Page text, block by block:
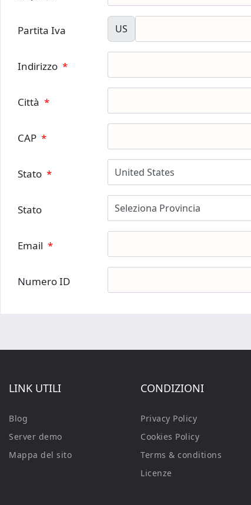
Partita Iva US
Indirizzo *
Città *
CAP *
Stato *
Stato
Email *
Numero ID
LINK UTILI
Blog
Server demo
Mappa del sito
CONDIZIONI
Privacy Policy
Cookies Policy
Terms & conditions
Licenze